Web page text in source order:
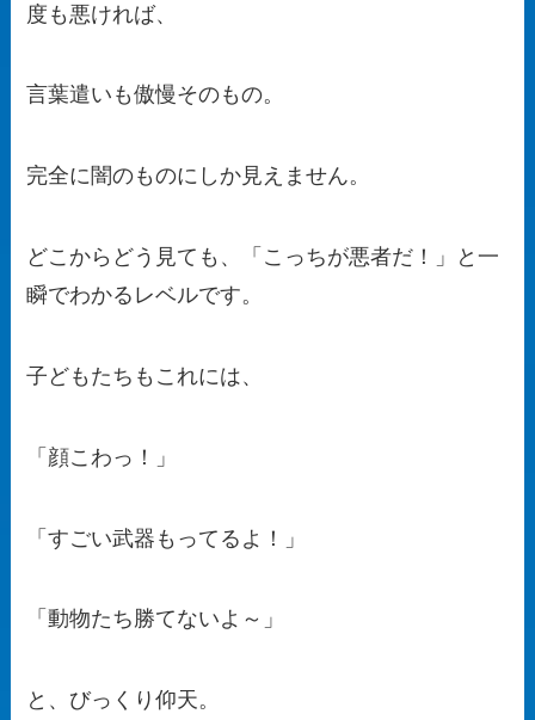
度も悪ければ、
言葉遣いも傲慢そのもの。
完全に闇のものにしか見えません。
どこからどう見ても、「こっちが悪者だ！」と一
瞬でわかるレベルです。
子どもたちもこれには、
「顔こわっ！」
「すごい武器もってるよ！」
「動物たち勝てないよ～」
と、びっくり仰天。